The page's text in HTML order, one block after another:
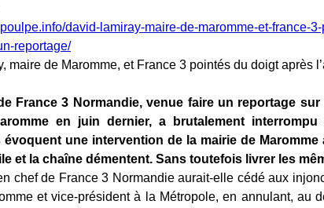
david-lamiray-maire-de-maromme-et-france-
reportage/
maire de Maromme, et France 3 pointés du doigt après
France 3 Normandie, venue faire un reportage
en juin dernier, a brutalement
évoquent une intervention de la mairie de
et la chaîne démentent. Sans toutefois livrer les
chef de France 3 Normandie aurait-elle cédé aux
et vice-président à la Métropole, en annulant, au